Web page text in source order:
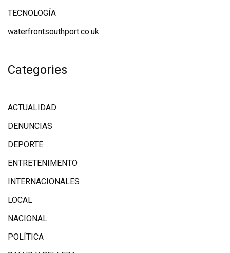
TECNOLOGÍA
waterfrontsouthport.co.uk
Categories
ACTUALIDAD
DENUNCIAS
DEPORTE
ENTRETENIMENTO
INTERNACIONALES
LOCAL
NACIONAL
POLÍTICA